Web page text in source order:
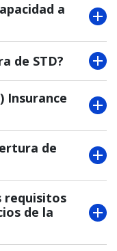
a
de STD?
Insurance
de
requisitos
de la